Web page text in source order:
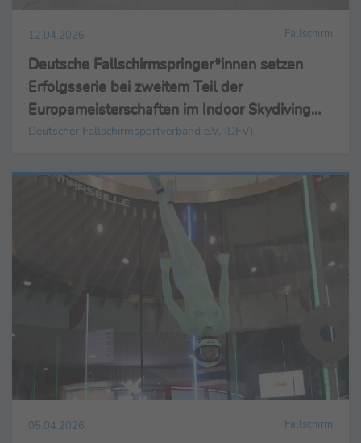
12.04.2026 Fallschirm
Deutsche Fallschirmspringer*innen setzen
Erfolgsserie bei zweitem Teil der
Europameisterschaften im Indoor Skydiving
mit zweimal Gold und einmal Bronze fort
Deutscher Fallschirmsportverband e.V. (DFV)
05.04.2026 Fallschirm